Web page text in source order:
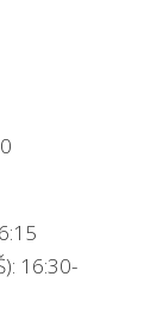
16:30-